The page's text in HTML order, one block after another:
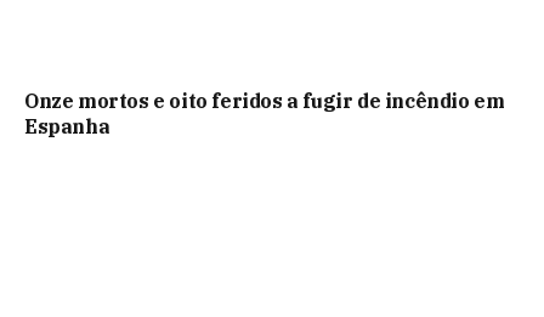
Onze mortos e oito feridos a fugir de incêndio em
Espanha